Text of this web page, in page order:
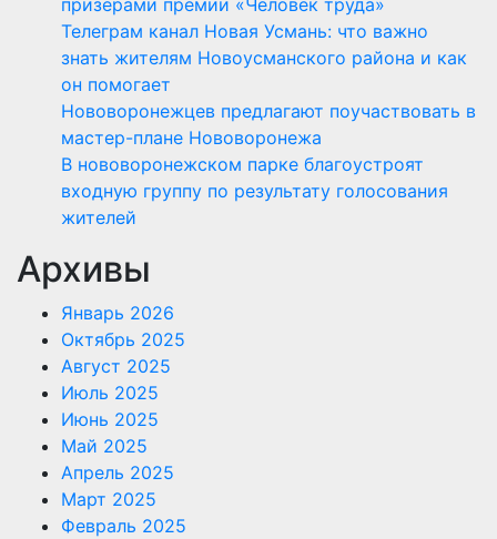
Телеграм канал Новая Усмань: что важно
знать жителям Новоусманского района и как
он помогает
Нововоронежцев предлагают поучаствовать в
мастер-плане Нововоронежа
В нововоронежском парке благоустроят
входную группу по результату голосования
жителей
Архивы
Январь 2026
Октябрь 2025
Август 2025
Июль 2025
Июнь 2025
Май 2025
Апрель 2025
Март 2025
Февраль 2025